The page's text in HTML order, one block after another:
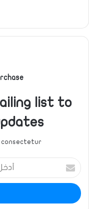
list to
consectetur.
أدخل
بريدك
الإلكتروني